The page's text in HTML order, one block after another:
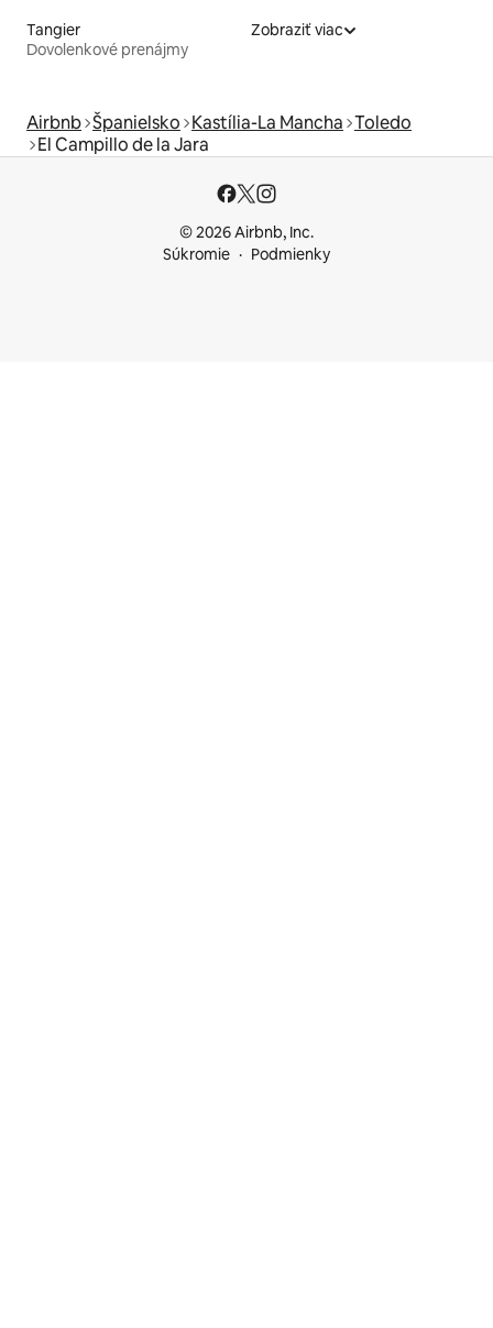
Tangier
Dovolenkové prenájmy
Zobraziť viac
Airbnb Španielsko Kastília-La Mancha Toledo
El Campillo de la Jara
© 2026 Airbnb, Inc.
Súkromie
Podmienky